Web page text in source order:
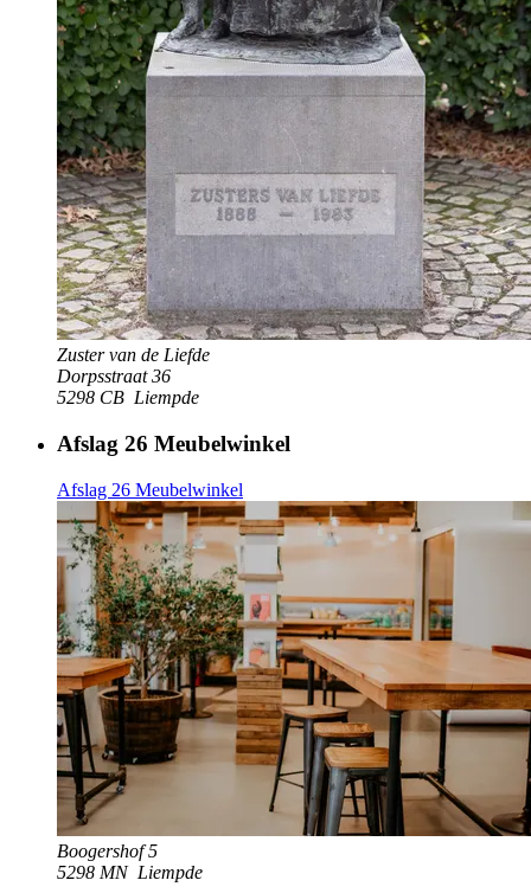
Zuster van de Liefde
Dorpsstraat 36
5298 CB Liempde
Afslag 26 Meubelwinkel
Afslag 26 Meubelwinkel
Boogershof 5
5298 MN Liempde